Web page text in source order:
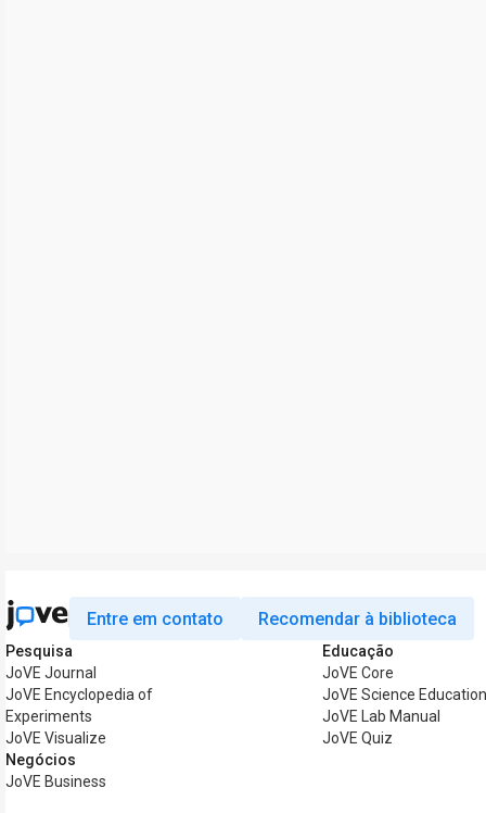
Entre em contato Recomendar à biblioteca
Pesquisa
JoVE Journal
JoVE Encyclopedia of
Experiments
JoVE Visualize
Negócios
JoVE Business
Educação
JoVE Core
JoVE Science
JoVE Lab Manual
JoVE Quiz